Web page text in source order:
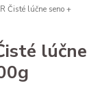
Čisté lúčne seno +
lúčne